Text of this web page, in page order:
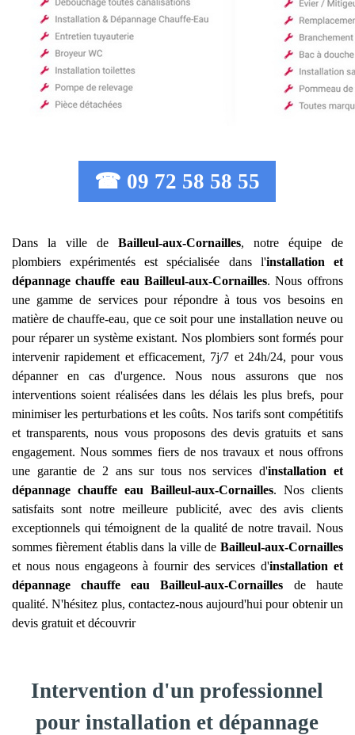
☎ 09 72 58 58 55
Dans la ville de Bailleul-aux-Cornailles, notre équipe de
plombiers expérimentés est spécialisée dans l'installation et
dépannage chauffe eau Bailleul-aux-Cornailles. Nous offrons
une gamme de services pour répondre à tous vos besoins en
matière de chauffe-eau, que ce soit pour une installation neuve ou
pour réparer un système existant. Nos plombiers sont formés pour
intervenir rapidement et efficacement, 7j/7 et 24h/24, pour vous
dépanner en cas d'urgence. Nous nous assurons que nos
interventions soient réalisées dans les délais les plus brefs, pour
minimiser les perturbations et les coûts. Nos tarifs sont compétitifs
et transparents, nous vous proposons des devis gratuits et sans
engagement. Nous sommes fiers de nos travaux et nous offrons
une garantie de 2 ans sur tous nos services d'installation et
dépannage chauffe eau Bailleul-aux-Cornailles. Nos clients
satisfaits sont notre meilleure publicité, avec des avis clients
exceptionnels qui témoignent de la qualité de notre travail. Nous
sommes fièrement établis dans la ville de Bailleul-aux-Cornailles
et nous nous engageons à fournir des services d'installation et
dépannage chauffe eau
Bailleul-aux-Cornailles de haute
qualité. N'hésitez plus, contactez-nous aujourd'hui pour obtenir un
devis gratuit et découvrir
Intervention d'un professionnel
pour installation et dépannage